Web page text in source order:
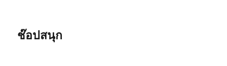
ช๊อปสนุก